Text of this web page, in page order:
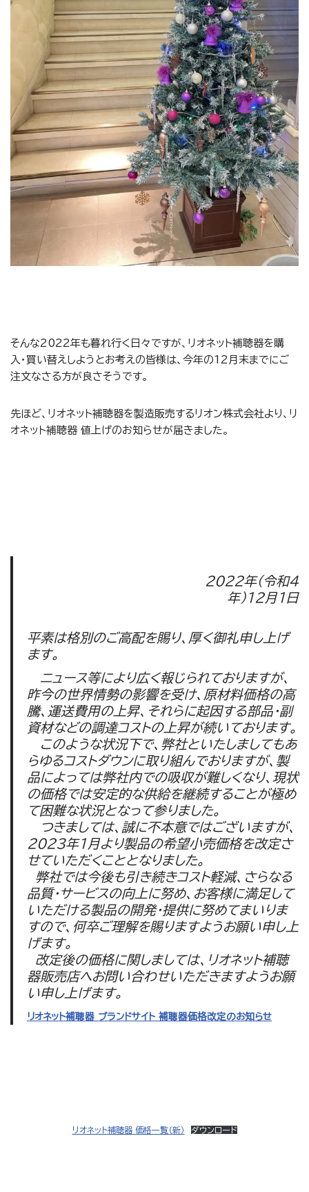
そんな2022年も暮れ行く日々ですが、リオネット補聴器を購
入・買い替えしようとお考えの皆様は、今年の12月末までにご
注文なさる方が良さそうです。
先ほど、リオネット補聴器を製造販売するリオン株式会社より、リ
オネット補聴器 値上げのお知らせが届きました。
2022年(令和4
年)12月1日
平素は格別のご高配を賜り、厚く御礼申し上げ
ます。
ニュース等により広く報じられておりますが、
昨今の世界情勢の影響を受け、原材料価格の高
騰、運送費用の上昇、それらに起因する部品・副
資材などの調達コストの上昇が続いております。
このような状況下で、弊社といたしましてもあ
らゆるコストダウンに取り組んでおりますが、製
品によっては弊社内での吸収が難しくなり、現状
の価格では安定的な供給を継続することが極め
て困難な状況となって参りました。
つきましては、誠に不本意ではございますが、
2023年1月より製品の希望小売価格を改定さ
せていただくこととなりました。
弊社では今後も引き続きコスト軽減、さらなる
品質・サービスの向上に努め、お客様に満足して
いただける製品の開発・提供に努めてまいりま
すので、何卒ご理解を賜りますようお願い申し上
げます。
改定後の価格に関しましては、リオネット補聴
器販売店へお問い合わせいただきますようお願
い申し上げます。
リオネット補聴器 ブランドサイト 補聴器価格改定のお知らせ
リオネット補聴器 価格一覧（新） ダウンロード